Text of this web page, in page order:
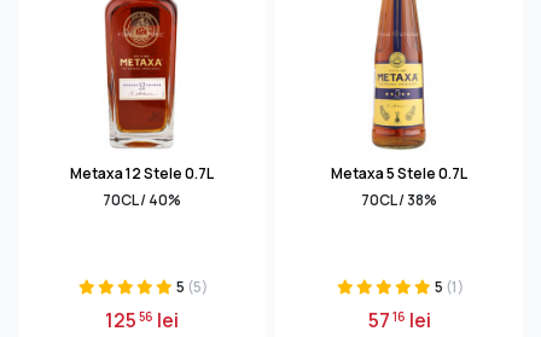
Metaxa 12 Stele 0.7L
70CL / 40%
5 (5)
12556 lei
Metaxa 5 Stele 0.7L
70CL / 38%
5 (1)
5716 lei